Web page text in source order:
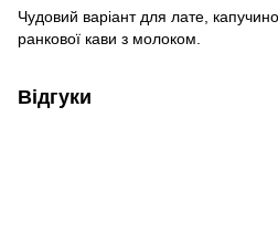
Чудовий варіант для лате,
ранкової кави з молоком.
Відгуки